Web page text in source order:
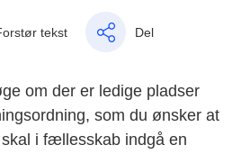
tekst Del
om der er ledige pladser
som du ønsker at
i fællesskab indgå en